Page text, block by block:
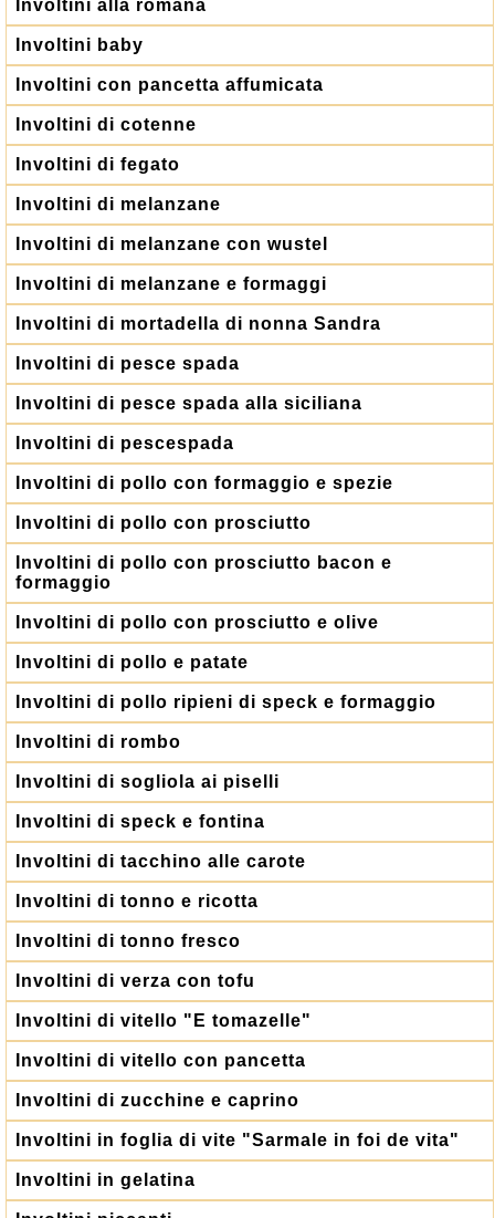
Involtini alla romana
Involtini baby
Involtini con pancetta affumicata
Involtini di cotenne
Involtini di fegato
Involtini di melanzane
Involtini di melanzane con wustel
Involtini di melanzane e formaggi
Involtini di mortadella di nonna Sandra
Involtini di pesce spada
Involtini di pesce spada alla siciliana
Involtini di pescespada
Involtini di pollo con formaggio e spezie
Involtini di pollo con prosciutto
Involtini di pollo con prosciutto bacon e
formaggio
Involtini di pollo con prosciutto e olive
Involtini di pollo e patate
Involtini di pollo ripieni di speck e formaggio
Involtini di rombo
Involtini di sogliola ai piselli
Involtini di speck e fontina
Involtini di tacchino alle carote
Involtini di tonno e ricotta
Involtini di tonno fresco
Involtini di verza con tofu
Involtini di vitello "E tomazelle"
Involtini di vitello con pancetta
Involtini di zucchine e caprino
Involtini in foglia di vite "Sarmale in foi de vita"
Involtini in gelatina